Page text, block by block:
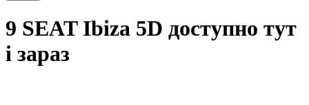
9 SEAT Ibiza 5D доступно тут
і зараз